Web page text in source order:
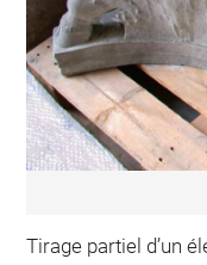
Tirage partiel d’un